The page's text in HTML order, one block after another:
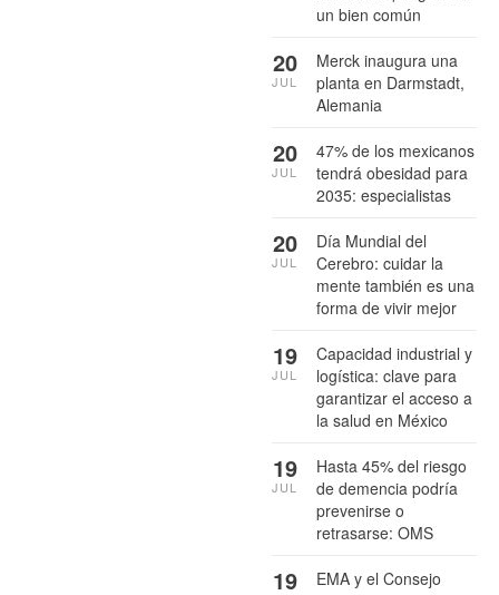
un bien común
Merck inaugura una
planta en Darmstadt,
Alemania
20
JUL
47% de los mexicanos
tendrá obesidad para
2035: especialistas
20
JUL
Día Mundial del
Cerebro: cuidar la
mente también es una
forma de vivir mejor
20
JUL
Capacidad industrial y
logística: clave para
garantizar el acceso a
la salud en México
19
JUL
Hasta 45% del riesgo
de demencia podría
prevenirse o
retrasarse: OMS
19
JUL
EMA y el Consejo
19